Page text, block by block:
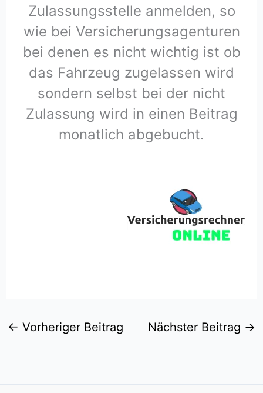
Zulassungsstelle anmelden, so
wie bei Versicherungsagenturen
bei denen es nicht wichtig ist ob
das Fahrzeug zugelassen wird
sondern selbst bei der nicht
Zulassung wird in einen Beitrag
monatlich abgebucht.
← Vorheriger Beitrag Nächster Beitrag →